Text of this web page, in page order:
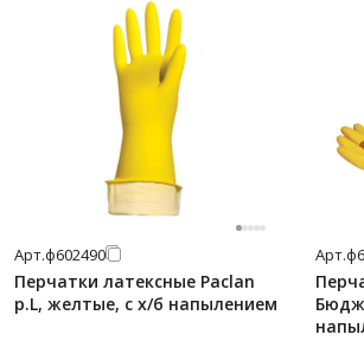
Арт.ф602490
Перчатки латексные Paclan
р.L, желтые, с х/б напылением
Арт.